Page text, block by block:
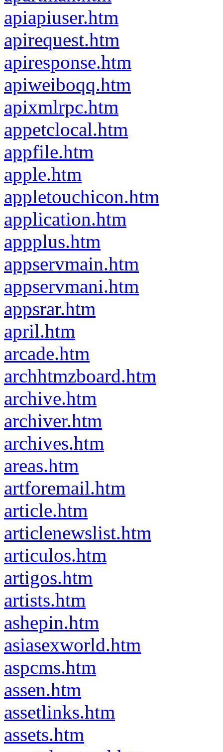
apiapiuser.htm
apirequest.htm
apiresponse.htm
apiweiboqq.htm
apixmlrpc.htm
appetclocal.htm
appfile.htm
apple.htm
appletouchicon.htm
application.htm
appplus.htm
appservmain.htm
appservmani.htm
appsrar.htm
april.htm
arcade.htm
archhtmzboard.htm
archive.htm
archiver.htm
archives.htm
areas.htm
artforemail.htm
article.htm
articlenewslist.htm
articulos.htm
artigos.htm
artists.htm
ashepin.htm
asiasexworld.htm
aspcms.htm
assen.htm
assetlinks.htm
assets.htm